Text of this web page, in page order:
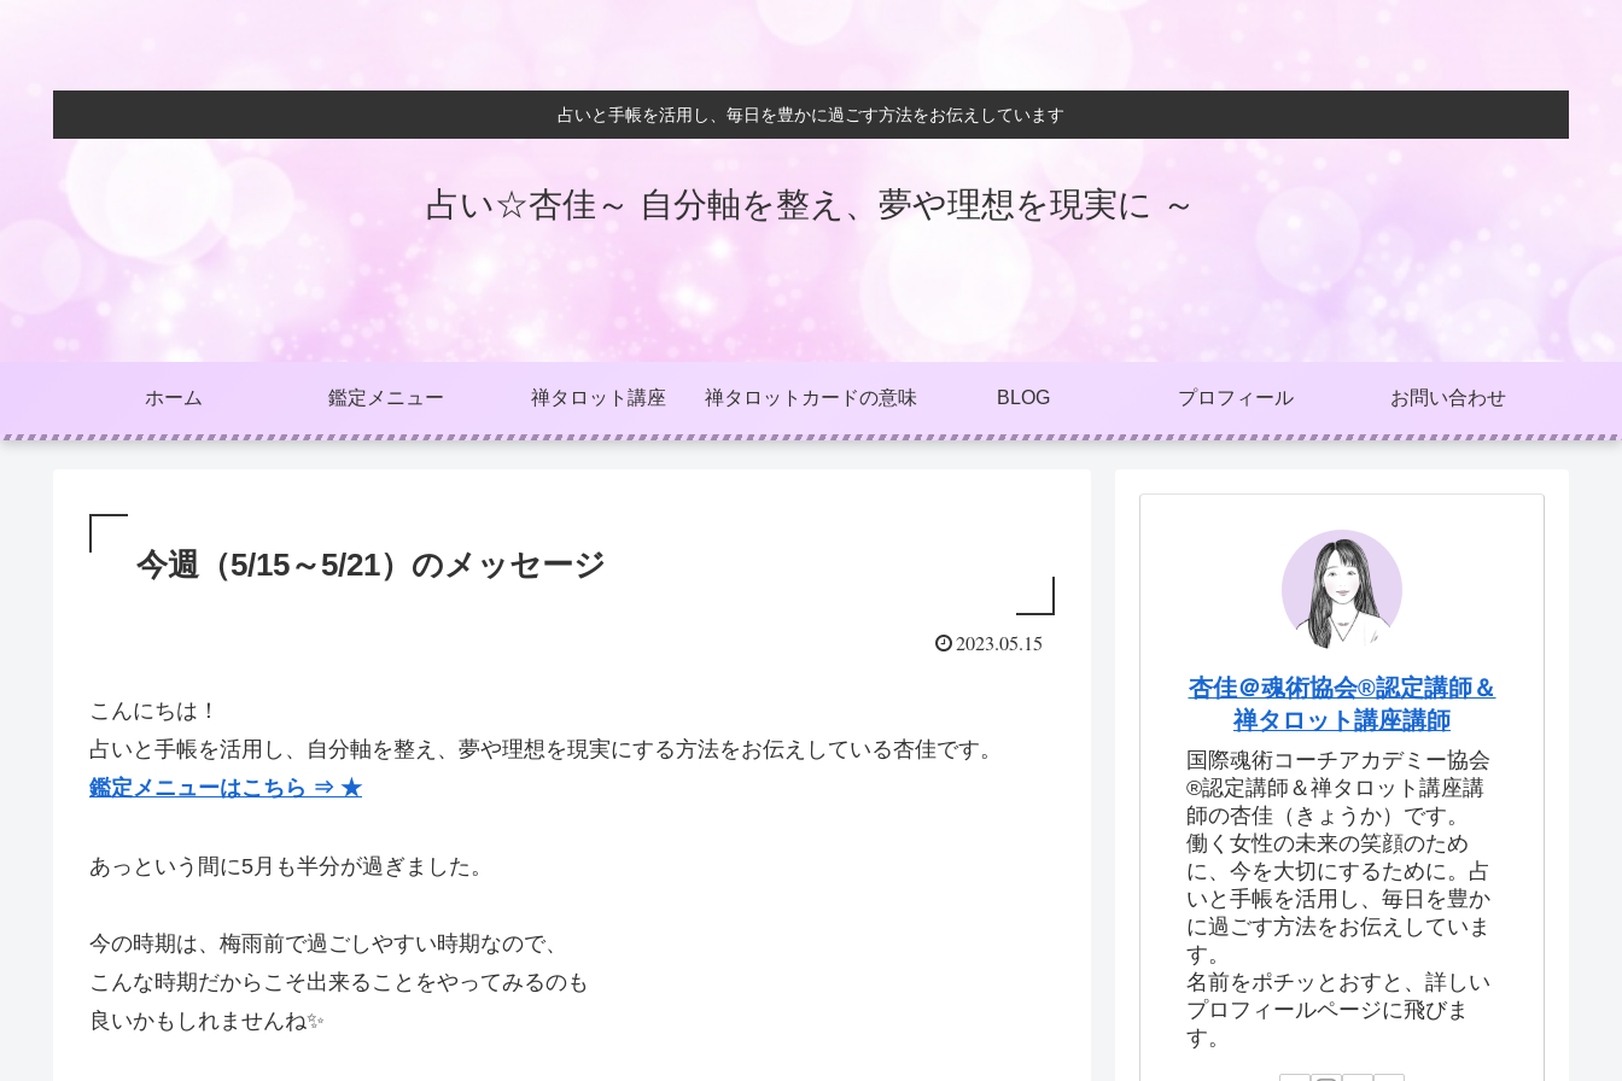
占いと手帳を活用し、毎日を豊かに過ごす方法をお伝えしています
占い☆杏佳～ 自分軸を整え、夢や理想を現実に ～
ホーム 鑑定メニュー 禅タロット講座 禅タロットカードの意味 BLOG プロフィール お問い合わせ
今週（5/15～5/21）のメッセージ
2023.05.15
こんにちは！
占いと手帳を活用し、自分軸を整え、夢や理想を現実にする方法をお伝えしている杏佳です。
鑑定メニューはこちら ⇒ ★
あっという間に5月も半分が過ぎました。
今の時期は、梅雨前で過ごしやすい時期なので、
こんな時期だからこそ出来ることをやってみるのも
良いかもしれませんね✨
杏佳＠魂術協会®認定講師＆
禅タロット講座講師
国際魂術コーチアカデミー協会
®認定講師＆禅タロット講座講
師の杏佳（きょうか）です。
働く女性の未来の笑顔のため
に、今を大切にするために。占
いと手帳を活用し、毎日を豊か
に過ごす方法をお伝えしていま
す。
名前をポチッとおすと、詳しい
プロフィールページに飛びま
す。